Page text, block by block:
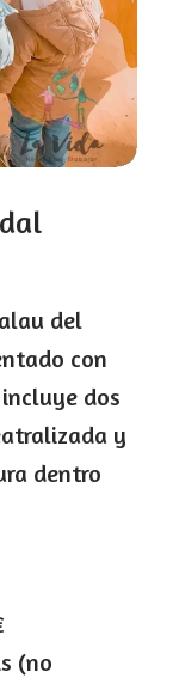
del
con
dos
y
dentro
(no